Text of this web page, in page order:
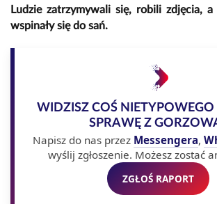
Ludzie zatrzymywali się, robili zdjęcia,
wspinały się do sań.
WIDZISZ COŚ
SPRAWĘ Z
Napisz do nas przez Messengera,
wyślij zgłoszenie. Możesz zostać
ZGŁOŚ RAPORT